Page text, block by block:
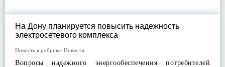
На Дону планируется повысить надежность
электросетевого комплекса
Новость в рубрике: Новости
Вопросы надежного энергообеспечения потребителей